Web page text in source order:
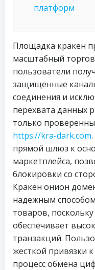
платформ
Площадка кракен
масштабный
пользователи
защищенные
соединения и
перехвата данных
только
https://kra-dark.com
прямой шлюз к
маркетплейса,
блокировки со
Кракен онион
надежным
товаров,
обеспечивает
транзакций.
жесткой привязки
процесс обмена